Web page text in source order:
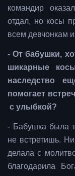
командир
отдал, но косы
всем девчонкам
- От бабушки,
шикарные
наследство
помогает
с улыбкой?
- Бабушка была
не встретишь.
делала с
благодарила